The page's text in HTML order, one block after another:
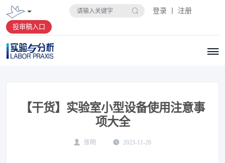
登录 丨 注册
投审稿入口
【干货】实验室小型设备使用注意事
项大全
张明 2023-11-20